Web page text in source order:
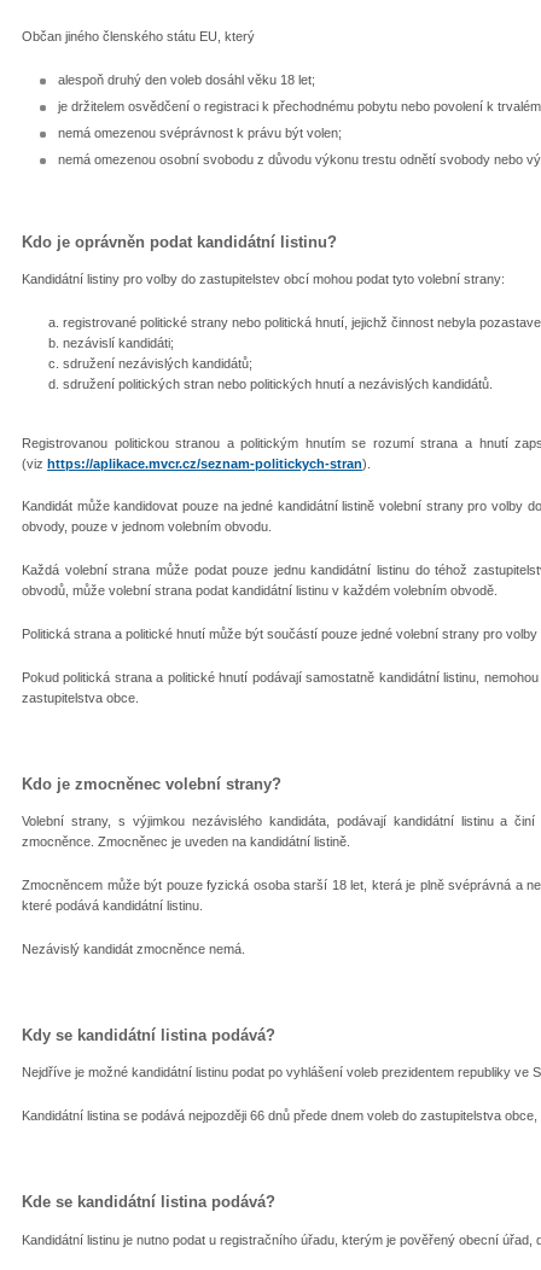
Občan jiného členského státu EU, který
alespoň druhý den voleb dosáhl věku 18 let;
je držitelem osvědčení o registraci k přechodnému pobytu nebo povolení k
nemá omezenou svéprávnost k právu být volen;
nemá omezenou osobní svobodu z důvodu výkonu trestu odnětí svobody nebo
Kdo je oprávněn podat kandidátní listinu?
Kandidátní listiny pro volby do zastupitelstev obcí mohou podat tyto volební strany:
registrované politické strany nebo politická hnutí, jejichž činnost nebyla
nezávislí kandidáti;
sdružení nezávislých kandidátů;
sdružení politických stran nebo politických hnutí a nezávislých kandidátů.
Registrovanou politickou stranou a politickým hnutím se rozumí strana a hnutí
(viz https://aplikace.mvcr.cz/seznam-politickych-stran).
Kandidát může kandidovat pouze na jedné kandidátní listině volební strany pro volby
obvody, pouze v jednom volebním obvodu.
Každá volební strana může podat pouze jednu kandidátní listinu do téhož
obvodů, může volební strana podat kandidátní listinu v každém volebním obvodě.
Politická strana a politické hnutí může být součástí pouze jedné volební strany pro
Pokud politická strana a politické hnutí podávají samostatně kandidátní listinu,
zastupitelstva obce.
Kdo je zmocněnec volební strany?
Volební strany, s výjimkou nezávislého kandidáta, podávají kandidátní listinu a
zmocněnce. Zmocněnec je uveden na kandidátní listině.
Zmocněncem může být pouze fyzická osoba starší 18 let, která je plně svéprávná a
které podává kandidátní listinu.
Nezávislý kandidát zmocněnce nemá.
Kdy se kandidátní listina podává?
Nejdříve je možné kandidátní listinu podat po vyhlášení voleb prezidentem republiky ve
Kandidátní listina se podává nejpozději 66 dnů přede dnem voleb do zastupitelstva
Kde se kandidátní listina podává?
Kandidátní listinu je nutno podat u registračního úřadu, kterým je pověřený obecní